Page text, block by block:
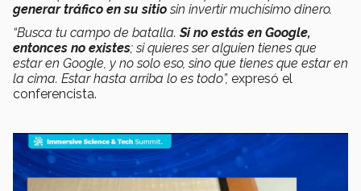
generar tráfico en su sitiosin invertir muchísimo dinero.
“Busca tu campo de batalla.Si no estás en Google,
entonces no existes; si quieres ser alguien tienes que
estar en Google, y no solo eso, sino que tienes que estar en
la cima. Estar hasta arriba lo es todo”, expresó el
conferencista.